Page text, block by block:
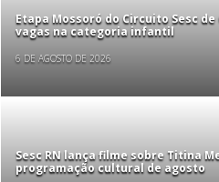
Etapa Mossoró do Circuito Sesc
vagas na categoria infantil
6 DE AGOSTO DE 2026
Sesc RN lança filme sobre Titina
programação cultural de agosto